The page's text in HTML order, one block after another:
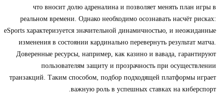
что вносит долю адреналина и позволяет менять план игры в
реальном времени. Однако необходимо осознавать насчёт рисках:
eSports характеризуется значительной динамичностью, и неожиданные
изменения в состоянии кардинально перевернуть результат матча.
Доверенные ресурсы, например, как казино и вавада, гарантируют
пользователям защиту и прозрачность при осуществлении
транзакций. Таким способом, подбор подходящей платформы играет
важную роль в успешных ставках на киберспорт.